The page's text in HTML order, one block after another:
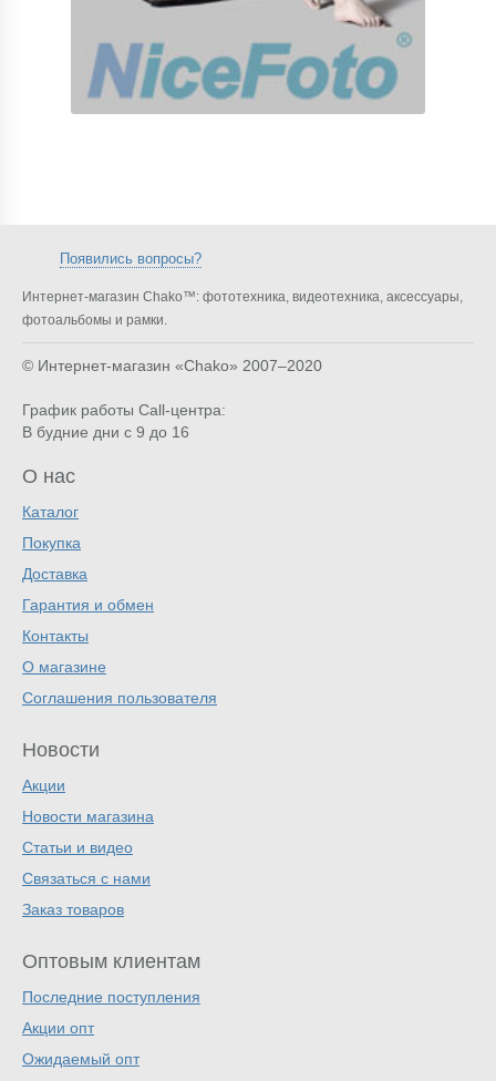
Появились вопросы?
Интернет-магазин Chako™: фототехника, видеотехника, аксессуары,
фотоальбомы и рамки.
© Интернет-магазин «Chako» 2007–2020
График работы Call-центра:
В будние дни с 9 до 16
О нас
Каталог
Покупка
Доставка
Гарантия и обмен
Контакты
О магазине
Соглашения пользователя
Новости
Акции
Новости магазина
Статьи и видео
Связаться с нами
Заказ товаров
Оптовым клиентам
Последние поступления
Акции опт
Ожидаемый опт